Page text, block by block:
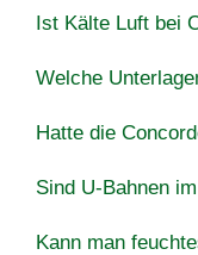
Ist Kälte Luft bei
Welche
Hatte die
Sind U-Bahnen
Kann man